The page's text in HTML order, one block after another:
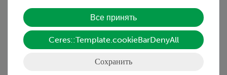
• Нержавеющие позолоченные контакты
Задание
Как работает транзисторный температурный
Все принять
Ceres::Template.cookieBarDenyAll
Сохранить